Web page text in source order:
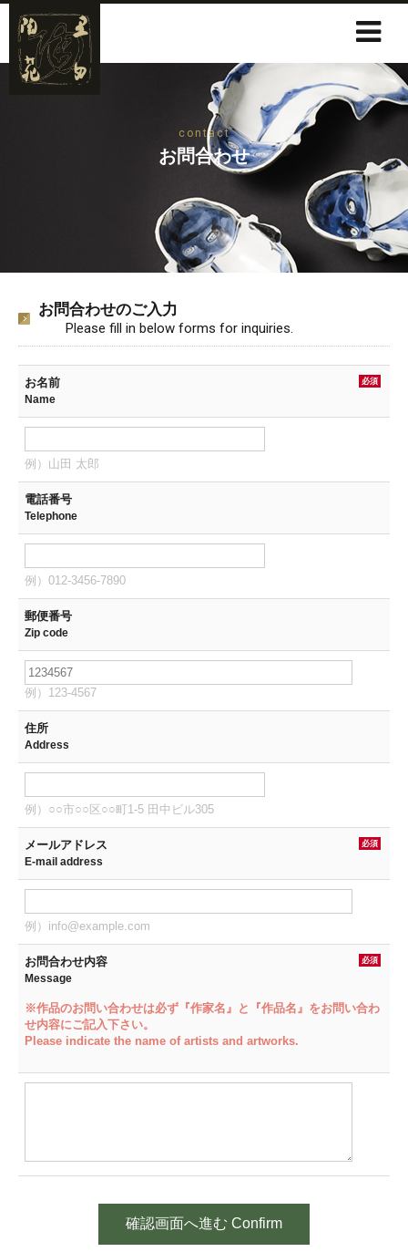
contact
お問合わせ
お問合わせのご入力
Please fill in below forms for inquiries.
お名前 必須
Name
例）山田 太郎
電話番号
Telephone
例）012-3456-7890
郵便番号
Zip code
例）123-4567
住所
Address
例）○○市○○区○○町1-5 田中ビル305
メールアドレス 必須
E-mail address
例）info@example.com
お問合わせ内容 必須
Message
※作品のお問い合わせは必ず『作家名』と『作品名』をお問い合わ
せ内容にご記入下さい。
Please indicate the name of artists and artworks.